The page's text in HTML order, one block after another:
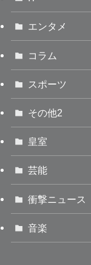
エンタメ
コラム
スポーツ
その他2
皇室
芸能
衝撃ニュース
音楽